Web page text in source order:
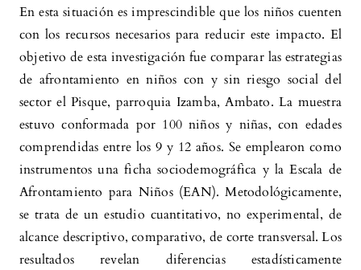
En esta situación es imprescindible que los niños cuenten
con los recursos necesarios para reducir este impacto. El
objetivo de esta investigación fue comparar las estrategias
de afrontamiento en niños con y sin riesgo social del
sector el Pisque, parroquia Izamba, Ambato. La muestra
estuvo conformada por 100 niños y niñas, con edades
comprendidas entre los 9 y 12 años. Se emplearon como
instrumentos una ficha sociodemográfica y la Escala de
Afrontamiento para Niños (EAN). Metodológicamente,
se trata de un estudio cuantitativo, no experimental, de
alcance descriptivo, comparativo, de corte transversal. Los
resultados revelan diferencias estadísticamente